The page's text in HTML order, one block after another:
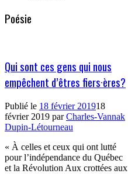
Poésie
Qui sont ces gens qui nous
empêchent d’êtres fiers·ères?
Publié le 18 février 201918
février 2019 parCharles-Vannak
Dupin-Létourneau
« À celles et ceux qui ont lutté
pour l’indépendance du Québec
et la Révolution Aux crottées aux